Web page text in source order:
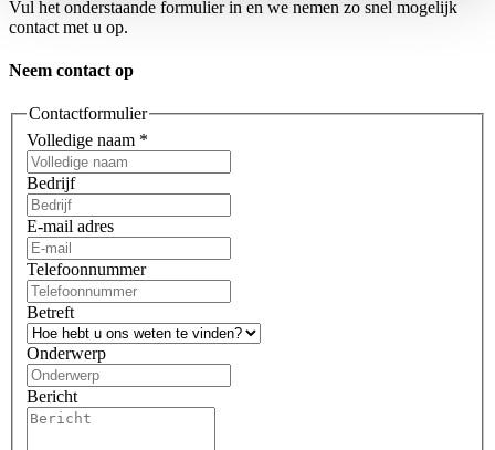
Vul het onderstaande formulier in en we nemen zo snel mogelijk
contact met u op.
Neem contact op
Contactformulier
Volledige naam *
Bedrijf
E-mail adres
Telefoonnummer
Betreft
Onderwerp
Bericht